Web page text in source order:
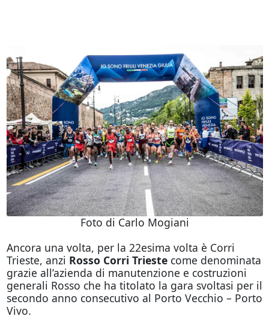
Foto di Carlo Mogiani
Ancora una volta, per la 22esima volta è Corri
Trieste, anzi Rosso Corri Triestecome denominata
grazie all’azienda di manutenzione e costruzioni
generali Rosso che ha titolato la gara svoltasi per il
secondo anno consecutivo al Porto Vecchio – Porto
Vivo.